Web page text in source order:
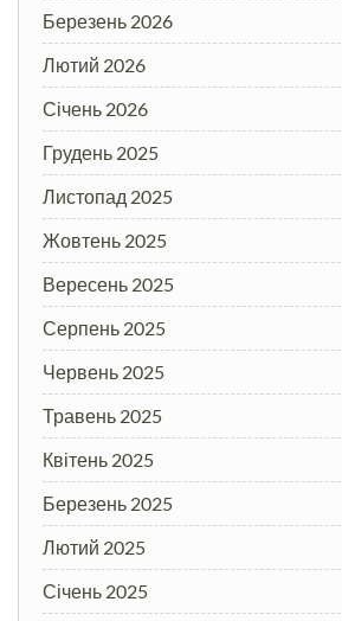
Березень 2026
Лютий 2026
Січень 2026
Грудень 2025
Листопад 2025
Жовтень 2025
Вересень 2025
Серпень 2025
Червень 2025
Травень 2025
Квітень 2025
Березень 2025
Лютий 2025
Січень 2025